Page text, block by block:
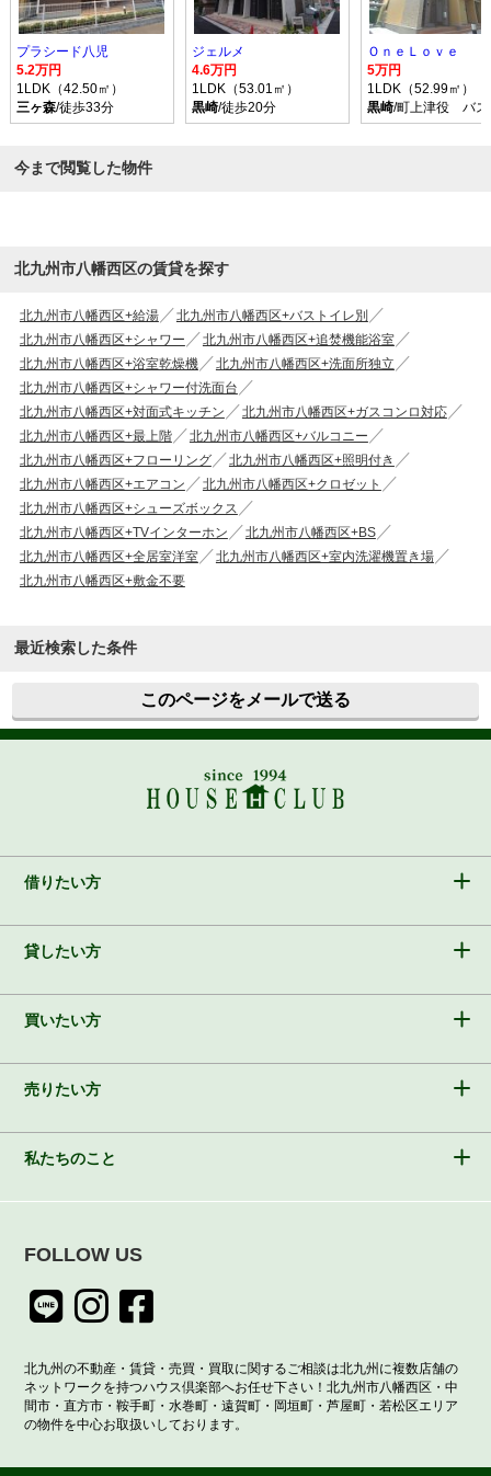
プラシード八児
5.2万円
1LDK（42.50㎡）
三ヶ森/徒歩33分
ジェルメ
4.6万円
1LDK（53.01㎡）
黒崎/徒歩20分
ＯｎｅＬｏｖｅ
5万円
1LDK（52.99㎡）
黒崎/町上津役 バ
今まで閲覧した物件
北九州市八幡西区の賃貸を探す
北九州市八幡西区+給湯
北九州市八幡西区+バストイレ別
北九州市八幡西区+シャワー
北九州市八幡西区+追焚機能浴室
北九州市八幡西区+浴室乾燥機
北九州市八幡西区+洗面所独立
北九州市八幡西区+シャワー付洗面台
北九州市八幡西区+対面式キッチン
北九州市八幡西区+ガスコンロ対応
北九州市八幡西区+最上階
北九州市八幡西区+バルコニー
北九州市八幡西区+フローリング
北九州市八幡西区+照明付き
北九州市八幡西区+エアコン
北九州市八幡西区+クロゼット
北九州市八幡西区+シューズボックス
北九州市八幡西区+TVインターホン
北九州市八幡西区+BS
北九州市八幡西区+全居室洋室
北九州市八幡西区+室内洗濯機置き場
北九州市八幡西区+敷金不要
最近検索した条件
このページをメールで送る
借りたい方
貸したい方
買いたい方
売りたい方
私たちのこと
FOLLOW US
北九州の不動産・賃貸・売買・買取に関するご相談は北九州に複数店舗の
ネットワークを持つハウス倶楽部へお任せ下さい！北九州市八幡西区・中
間市・直方市・鞍手町・水巻町・遠賀町・岡垣町・芦屋町・若松区エリア
の物件を中心お取扱いしております。